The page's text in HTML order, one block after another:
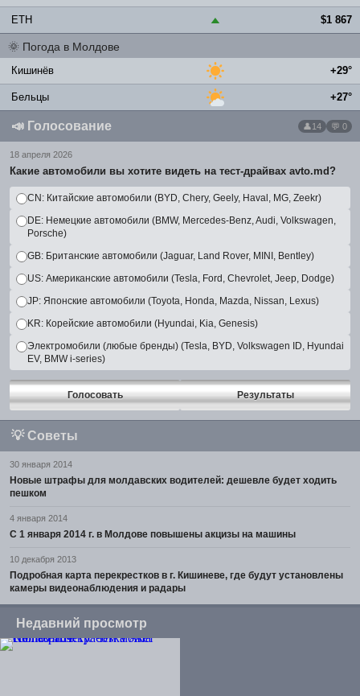
ETH ▲ $1 867
🌞 Погода в Молдове
Кишинёв +29°
Бельцы +27°
📣 Голосование 14 💬 0
18 апреля 2026
Какие автомобили вы хотите видеть на тест-драйвах avto.md?
CN: Китайские автомобили (BYD, Chery, Geely, Haval, MG, Zeekr)
DE: Немецкие автомобили (BMW, Mercedes-Benz, Audi, Volkswagen,
Porsche)
GB: Британские автомобили (Jaguar, Land Rover, MINI, Bentley)
US: Американские автомобили (Tesla, Ford, Chevrolet, Jeep, Dodge)
JP: Японские автомобили (Toyota, Honda, Mazda, Nissan, Lexus)
KR: Корейские автомобили (Hyundai, Kia, Genesis)
Электромобили (любые бренды) (Tesla, BYD, Volkswagen ID, Hyundai
EV, BMW i-series)
Голосовать Результаты
💡 Советы
30 января 2014
Новые штрафы для молдавских водителей: дешевле будет ходить
пешком
4 января 2014
С 1 января 2014 г. в Молдове повышены акцизы на машины
10 декабря 2013
Подробная карта перекрестков в г. Кишиневе, где будут установлены
камеры видеонаблюдения и радары
Недавний просмотр